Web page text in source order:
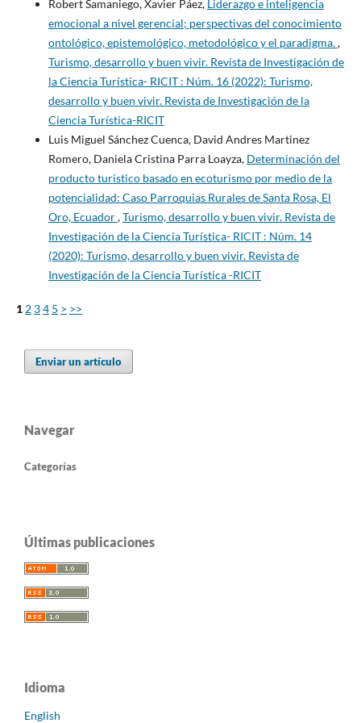
Robert Samaniego, Xavier Páez, Liderazgo e inteligencia
emocional a nivel gerencial; perspectivas del conocimiento
ontológico, epistemológico, metodológico y el paradigma.,
Turismo, desarrollo y buen vivir. Revista de Investigación de
la Ciencia Turística- RICIT : Núm. 16 (2022): Turismo,
desarrollo y buen vivir. Revista de Investigación de la
Ciencia Turística-RICIT
Luis Miguel Sánchez Cuenca, David Andres Martinez
Romero, Daniela Cristina Parra Loayza, Determinación del
producto turístico basado en ecoturismo por medio de la
potencialidad: Caso Parroquias Rurales de Santa Rosa, El
Oro, Ecuador,Turismo, desarrollo y buen vivir. Revista de
Investigación de la Ciencia Turística- RICIT : Núm. 14
(2020): Turismo, desarrollo y buen vivir. Revista de
Investigación de la Ciencia Turística -RICIT
1 2 34 5 > >>
Enviar un artículo
Navegar
Categorías
Últimas publicaciones
Idioma
English